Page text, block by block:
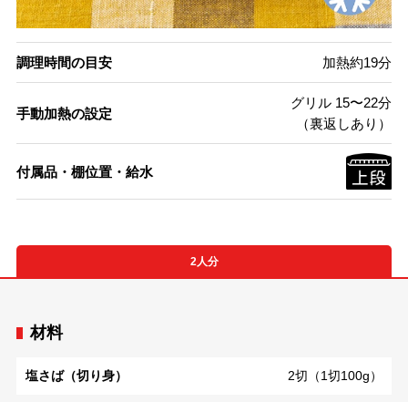
調理時間の目安 加熱約19分
手動加熱の設定
グリル 15〜22分
（裏返しあり）
付属品・棚位置・給水
2人分
材料
塩さば（切り身） 2切（1切100g）